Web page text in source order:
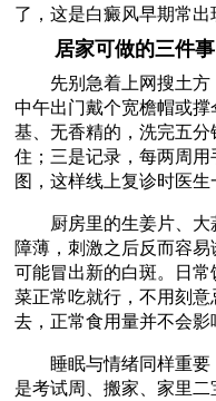
了，这是白癜风早期常出
居家可做的三件事
先别急着上网搜土方
中午出门戴个宽檐帽或
基、无香精的，洗完五
住；三是记录，每两周
图，这样线上复诊时医生
厨房里的生姜片、
障薄，刺激之后反而容
可能冒出新的白斑。日
菜正常吃就行，不用刻
去，正常食用量并不会影
睡眠与情绪同样重
是考试周、搬家、家里二